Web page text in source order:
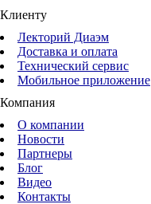
Клиенту
Лекторий Диаэм
Доставка и оплата
Технический сервис
Мобильное приложение
Компания
О компании
Новости
Партнеры
Блог
Видео
Контакты